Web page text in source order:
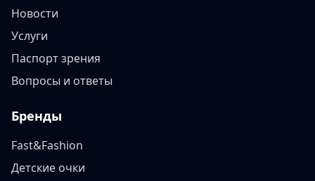
Новости
Услуги
Паспорт зрения
Вопросы и ответы
Бренды
Fast&Fashion
Детские очки